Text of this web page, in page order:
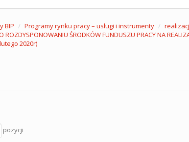
BIP Programy rynku pracy – usługi i instrumenty
ROZDYSPONOWANIU ŚRODKÓW FUNDUSZU PRACY NA
2020r)
pozycji